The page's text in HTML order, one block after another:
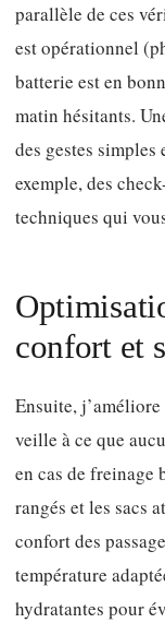
parallèle de ces
est opérationnel
batterie est en
matin hésitants.
des gestes
exemple, des
techniques qui
confort et
Ensuite,
veille à ce que
en cas de freinage
rangés et les sacs
confort des
température
hydratantes pour